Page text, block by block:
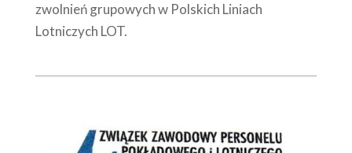
zwolnień grupowych w Polskich Liniach
Lotniczych LOT.